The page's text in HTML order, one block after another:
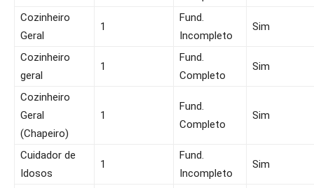
Cozinheiro
Geral
1
Fund.
Incompleto
Sim
Cozinheiro
geral
1
Fund.
Completo
Sim
Cozinheiro
Geral
(Chapeiro)
1
Fund.
Completo
Sim
Cuidador de
Idosos
1
Fund.
Incompleto
Sim